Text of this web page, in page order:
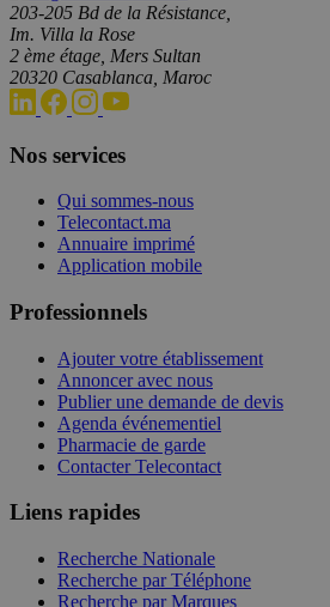
203-205 Bd de la Résistance,
Im. Villa la Rose
2 ème étage, Mers Sultan
20320 Casablanca, Maroc
Nos services
Qui sommes-nous
Telecontact.ma
Annuaire imprimé
Application mobile
Professionnels
Ajouter votre établissement
Annoncer avec nous
Publier une demande de devis
Agenda événementiel
Pharmacie de garde
Contacter Telecontact
Liens rapides
Recherche Nationale
Recherche par Téléphone
Recherche par Marques